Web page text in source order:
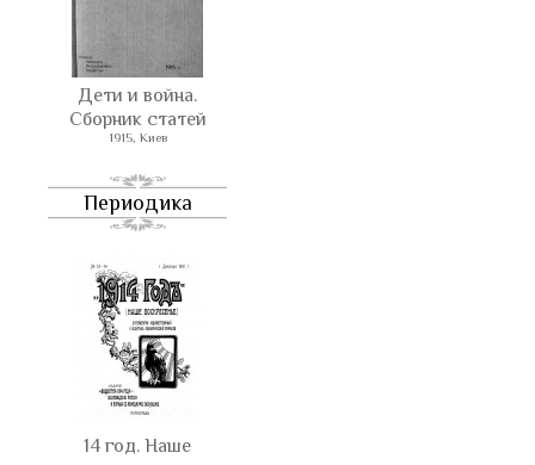
Дети и война.
Сборник статей
1915, Киев
Периодика
14 год. Наше